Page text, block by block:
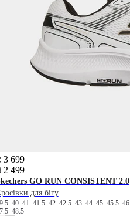
3 699
2 499
GO RUN CONSISTENT 2.0
для бігу
40 41 41.5 42 42.5 43 44 45 45.5 46
48.5